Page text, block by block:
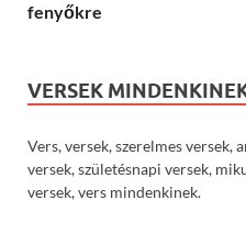
fenyőkre
VERSEK
Vers, versek, szerelmes versek,
versek, születésnapi versek,
versek, vers mindenkinek.